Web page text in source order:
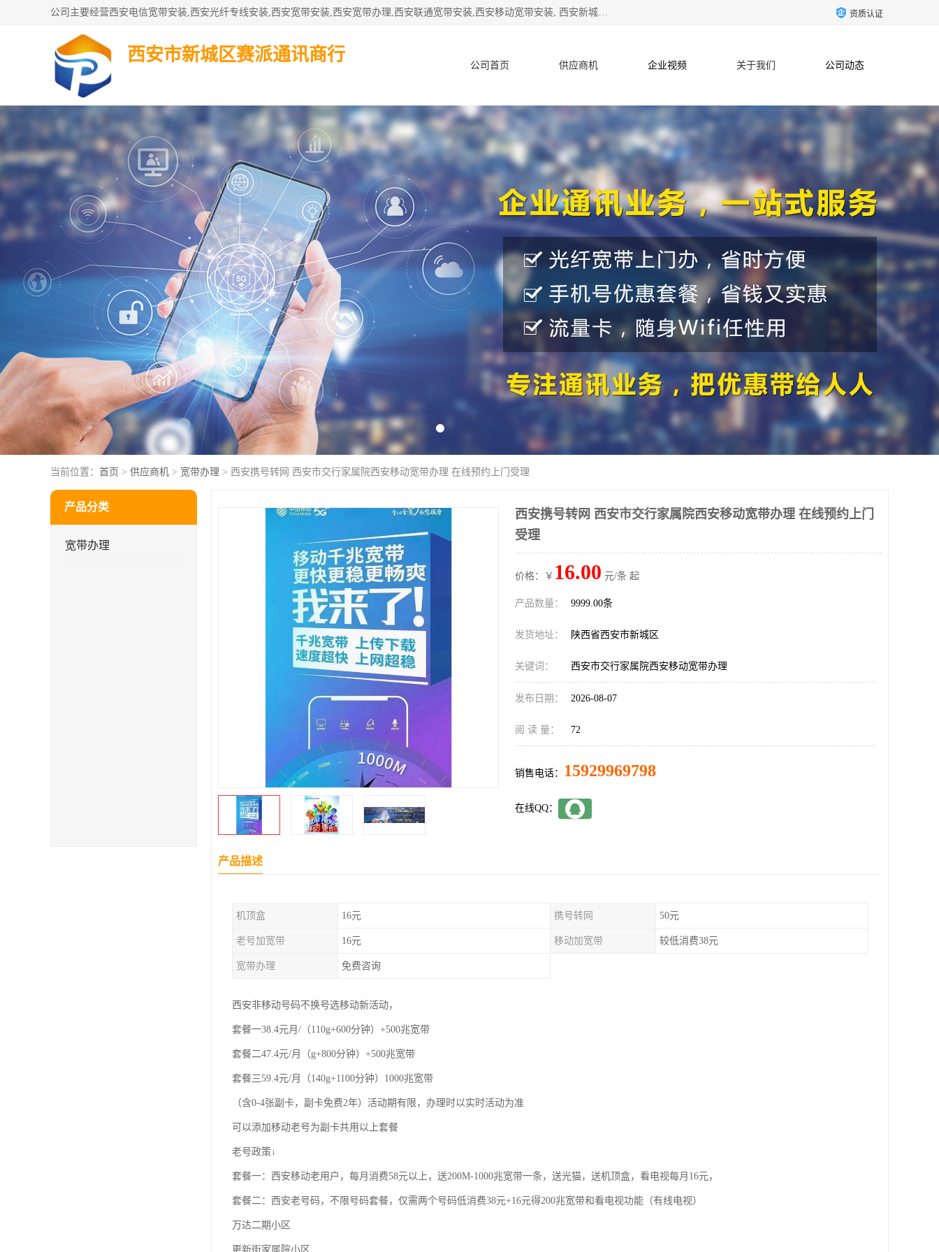
公司主要经营西安电信宽带安装,西安光纤专线安装,西安宽带安装,西安宽带办理,西安联通宽带安装,西安移动宽带安装, 西安新城赛派通讯商行从事西安地区的联通，移动，电信宽带安装，光纤专线安装，宽带办理等业务 资质认证
西安市新城区赛派通讯商行
公司首页 供应商机 企业视频 关于我们 公司动态
产品知识 客户案例 联系方式
当前位置： 首页 > 供应商机 > 宽带办理 > 西安携号转网 西安市交行家属院西安移动宽带办理 在线预约上门受理
产品分类
宽带办理
西安携号转网 西安市交行家属院西安移动宽带办理 在线预约上门
受理
价格：￥ 16.00 元/条 起
产品数量： 9999.00条
发货地址： 陕西省西安市新城区
关键词： 西安市交行家属院西安移动宽带办理
发布日期： 2026-08-07
阅 读 量： 72
销售电话： 15929969798
在线QQ：
产品描述
机顶盒 16元 携号转网 50元
老号加宽带 16元 移动加宽带 较低消费38元
宽带办理 免费咨询
西安非移动号码不换号选移动新活动，
套餐一38.4元月/（110g+600分钟）+500兆宽带
套餐二47.4元/月（g+800分钟）+500兆宽带
套餐三59.4元/月（140g+1100分钟）1000兆宽带
（含0-4张副卡，副卡免费2年）活动期有限，办理时以实时活动为准
可以添加移动老号为副卡共用以上套餐
老号政策↓
套餐一：西安移动老用户，每月消费58元以上，送200M-1000兆宽带一条，送光猫，送机顶盒，看电视每月16元，
套餐二：西安老号码，不限号码套餐，仅需两个号码低消费38元+16元得200兆宽带和看电视功能（有线电视）
万达二期小区
更新街家属院小区